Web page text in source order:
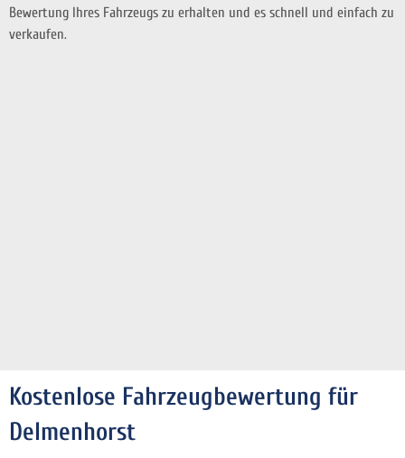
Bewertung Ihres Fahrzeugs zu erhalten und es schnell und einfach zu
verkaufen.
Kostenlose Fahrzeugbewertung für
Delmenhorst